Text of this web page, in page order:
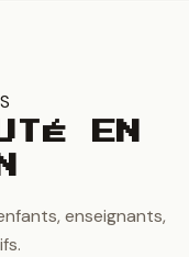
EN
enseignants,